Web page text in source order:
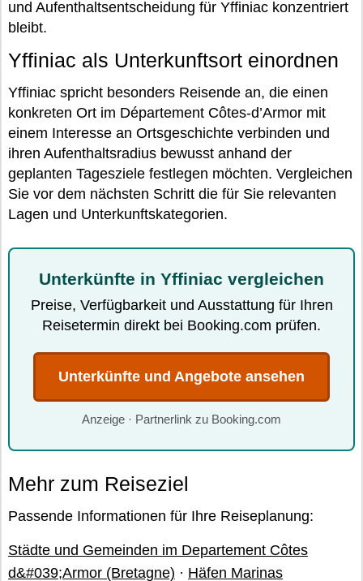
und Aufenthaltsentscheidung für Yffiniac konzentriert
bleibt.
Yffiniac als Unterkunftsort einordnen
Yffiniac spricht besonders Reisende an, die einen
konkreten Ort im Département Côtes-d’Armor mit
einem Interesse an Ortsgeschichte verbinden und
ihren Aufenthaltsradius bewusst anhand der
geplanten Tagesziele festlegen möchten. Vergleichen
Sie vor dem nächsten Schritt die für Sie relevanten
Lagen und Unterkunftskategorien.
Unterkünfte in Yffiniac vergleichen
Preise, Verfügbarkeit und Ausstattung für Ihren
Reisetermin direkt bei Booking.com prüfen.
Unterkünfte und Angebote ansehen
Anzeige · Partnerlink zu Booking.com
Mehr zum Reiseziel
Passende Informationen für Ihre Reiseplanung:
Städte und Gemeinden im Departement Côtes
d&#039;Armor (Bretagne) · Häfen Marinas